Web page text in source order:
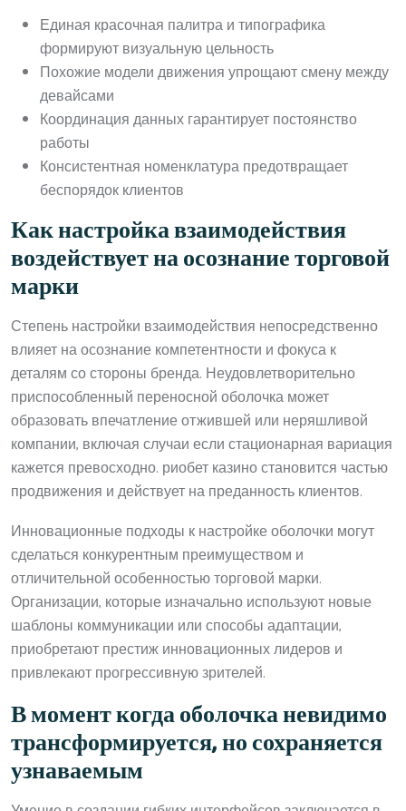
Единая красочная палитра и типографика
формируют визуальную цельность
Похожие модели движения упрощают смену между
девайсами
Координация данных гарантирует постоянство
работы
Консистентная номенклатура предотвращает
беспорядок клиентов
Как настройка взаимодействия
воздействует на осознание торговой
марки
Степень настройки взаимодействия непосредственно
влияет на осознание компетентности и фокуса к
деталям со стороны бренда. Неудовлетворительно
приспособленный переносной оболочка может
образовать впечатление отжившей или неряшливой
компании, включая случаи если стационарная вариация
кажется превосходно. риобет казино становится частью
продвижения и действует на преданность клиентов.
Инновационные подходы к настройке оболочки могут
сделаться конкурентным преимуществом и
отличительной особенностью торговой марки.
Организации, которые изначально используют новые
шаблоны коммуникации или способы адаптации,
приобретают престиж инновационных лидеров и
привлекают прогрессивную зрителей.
В момент когда оболочка невидимо
трансформируется, но сохраняется
узнаваемым